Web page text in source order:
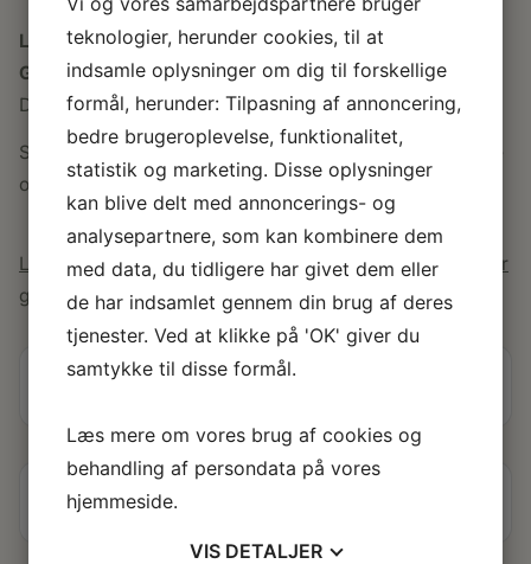
LEVERING
Gratis levering til fastland og brofaste øer i hele
Danmark.
Se vores store udvalg af havehuse
i menuen til venstre
og find den model, der passer bedst til dig!
Gode råd til dig, der vil bygge selv
Læs vores gode råd her til, hvordan du bygger og passer
godt på dit træhus fra Sølund.
Specifikationer
Produktinformation
teknologier, herunder cookies, til at
indsamle oplysninger om dig til forskellige
formål, herunder: Tilpasning af annoncering,
bedre brugeroplevelse, funktionalitet,
statistik og marketing. Disse oplysninger
kan blive delt med annoncerings- og
analysepartnere, som kan kombinere dem
med data, du tidligere har givet dem eller
de har indsamlet gennem din brug af deres
tjenester. Ved at klikke på 'OK' giver du
samtykke til disse formål.
Læs mere om vores brug af cookies og
behandling af persondata på vores
hjemmeside.
VIS DETALJER